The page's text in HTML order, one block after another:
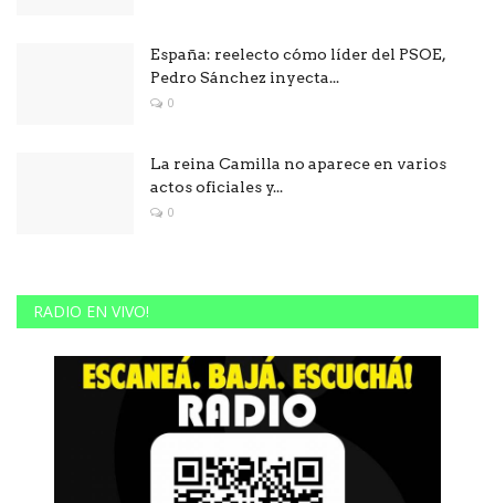
España: reelecto cómo líder del PSOE,
Pedro Sánchez inyecta...
0
La reina Camilla no aparece en varios
actos oficiales y...
0
RADIO EN VIVO!